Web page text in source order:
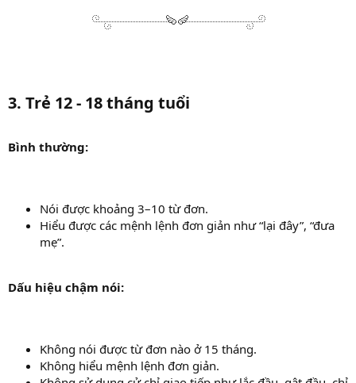
3. Trẻ 12 - 18 tháng tuổi
Bình thường:
Nói được khoảng 3–10 từ đơn.
Hiểu được các mệnh lệnh đơn giản như “lại đây”, “đưa
mẹ”.
Dấu hiệu chậm nói:
Không nói được từ đơn nào ở 15 tháng.
Không hiểu mệnh lệnh đơn giản.